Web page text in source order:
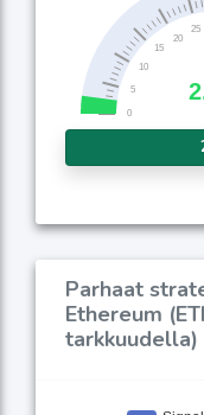
Parhaat
Ethereum
tarkkuudella)